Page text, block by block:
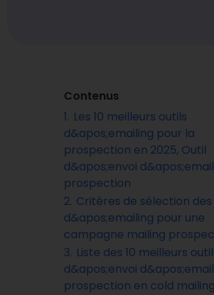
Contenus
1. Les 10 meilleurs outils
d&apos;emailing pour la
prospection en 2025, Outil
d&apos;envoi
prospection
2. Critères de sélection des
d&apos;emailing pour une
campagne mailing
3. Liste des 10 meilleurs
d&apos;envoi
prospection en cold mailing